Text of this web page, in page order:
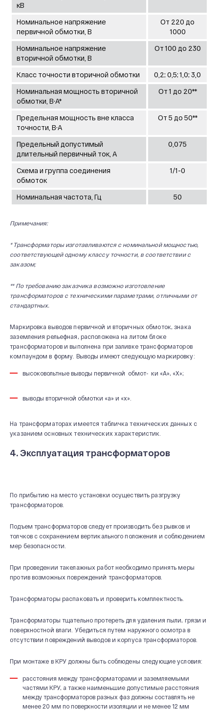
кВ
Номинальное напряжение
первичной обмотки, В
От 220 до
1000
Номинальное напряжение
вторичной обмотки, В
От 100 до 230
Класс точности вторичной обмотки
0,2; 0,5; 1,0; 3,0
Номинальная мощность вторичной
обмотки, В·А*
От 1 до 20**
Предельная мощность вне класса
точности, В·А
От 5 до 50**
Предельный допустимый
длительный первичный ток, А
0,075
Схема и группа соединения
обмоток
1/1-0
Номинальная частота, Гц 50
Примечания:
* Трансформаторы изготавливаются с номинальной мощностью,
соответствующей одному классу точности, в соответствии с
заказом;
** По требованию заказчика возможно изготовление
трансформаторов с техническими параметрами, отличными от
стандартных.
Маркировка выводов первичной и вторичных обмоток, знака
заземления рельефная, расположена на литом блоке
трансформаторов и выполнена при заливке трансформаторов
компаундом в форму. Выводы имеют следующую маркировку:
высоковольтные выводы первичной обмот- ки «А», «Х»;
выводы вторичной обмотки «а» и «х».
На трансформаторах имеется табличка технических данных с
указанием основных технических характеристик.
4. Эксплуатация трансформаторов
По прибытию на место установки осуществить разгрузку
трансформаторов.
Подъем трансформаторов следует производить без рывков и
толчков с сохранением вертикального положения и соблюдением
мер безопасности.
При проведении такелажных работ необходимо принять меры
против возможных повреждений трансформаторов.
Трансформаторы распаковать и проверить комплектность.
Трансформаторы тщательно протереть для удаления пыли, грязи и
поверхностной влаги. Убедиться путем наружного осмотра в
отсутствии повреждений выводов и корпуса трансформаторов.
При монтаже в КРУ должны быть соблюдены следующие условия:
расстояния между трансформаторами и заземляемыми
частями КРУ, а также наименьшие допустимые расстояния
между трансформаторов разных фаз должны составлять не
менее 20 мм по поверхности изоляции и не менее 12 мм